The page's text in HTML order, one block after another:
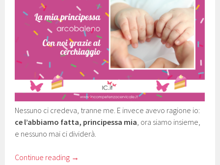
Nessuno ci credeva, tranne me. E invece avevo ragione io:
ce l’abbiamo fatta, principessa mia, ora siamo insieme,
e nessuno mai ci dividerà.
Continue reading →